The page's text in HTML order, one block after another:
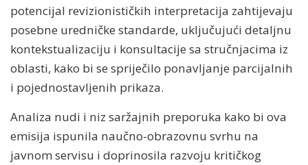
potencijal revizionističkih interpretacija zahtijevaju
posebne uredničke standarde, uključujući detaljnu
kontekstualizaciju i konsultacije sa stručnjacima iz
oblasti, kako bi se spriječilo ponavljanje parcijalnih
i pojednostavljenih prikaza.
Analiza nudi i niz saržajnih preporuka kako bi ova
emisija ispunila naučno-obrazovnu svrhu na
javnom servisu i doprinosila razvoju kritičkog